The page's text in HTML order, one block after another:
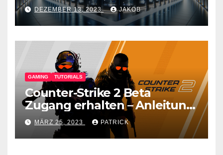
DEZEMBER 13, 2023 JAKOB
GAMING TUTORIALS
Counter-Strike 2 Beta
Zugang erhalten – Anleitung
für den CS GO Nachfolger
MÄRZ 25, 2023 PATRICK